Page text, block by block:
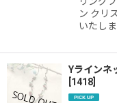
ン クリ
いたし
Yライン
1418